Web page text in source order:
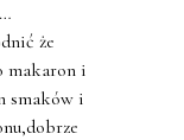
że
makaron i
smaków i